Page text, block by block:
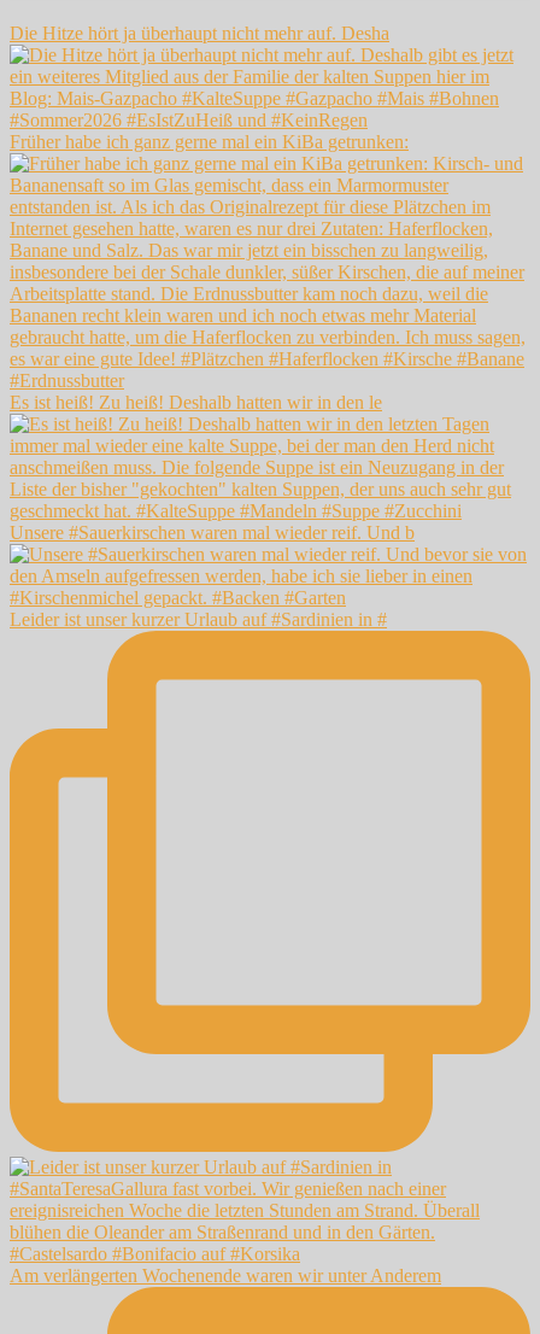
Die Hitze hört ja überhaupt nicht mehr auf. Desha
Früher habe ich ganz gerne mal ein KiBa getrunken:
Es ist heiß! Zu heiß! Deshalb hatten wir in den le
Unsere #Sauerkirschen waren mal wieder reif. Und b
Leider ist unser kurzer Urlaub auf #Sardinien in #
Am verlängerten Wochenende waren wir unter Anderem